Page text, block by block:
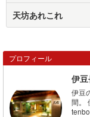
天坊あれこれ
プロフィール
伊
伊豆
間。